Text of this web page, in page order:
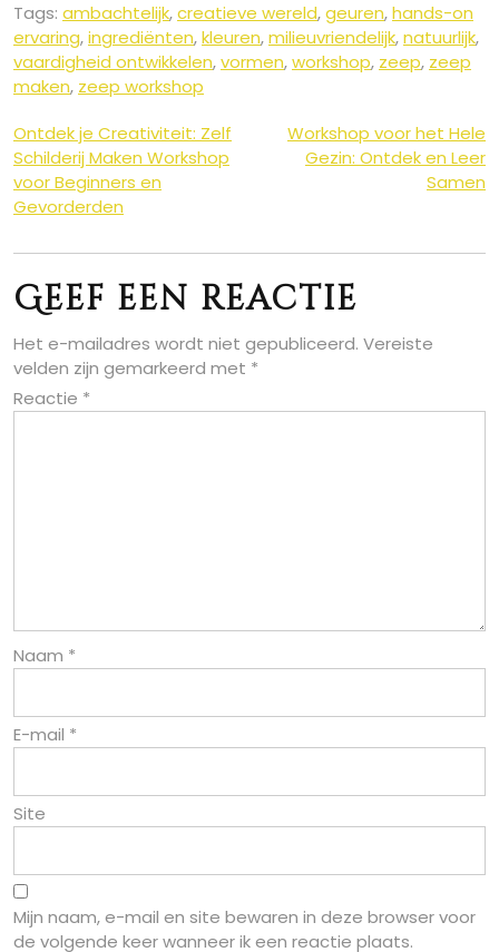
Tags: ambachtelijk,creatieve wereld,geuren,hands-on
ervaring,ingrediënten,kleuren,milieuvriendelijk,natuurlijk,
vaardigheid ontwikkelen,vormen,workshop, zeep, zeep
maken, zeep workshop
Berichtnavigatie
Ontdek je Creativiteit: Zelf
Schilderij Maken Workshop
voor Beginners en
Gevorderden
Workshop voor het Hele
Gezin: Ontdek en Leer
Samen
Geef een reactie
Het e-mailadres wordt niet gepubliceerd. Vereiste
velden zijn gemarkeerd met *
Reactie *
Naam *
E-mail *
Site
Mijn naam, e-mail en site bewaren in deze browser voor
de volgende keer wanneer ik een reactie plaats.